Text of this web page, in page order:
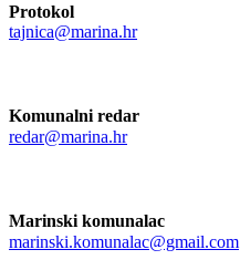
Protokol
tajnica@marina.hr
Komunalni redar
redar@marina.hr
Marinski komunalac
marinski.komunalac@gmail.com